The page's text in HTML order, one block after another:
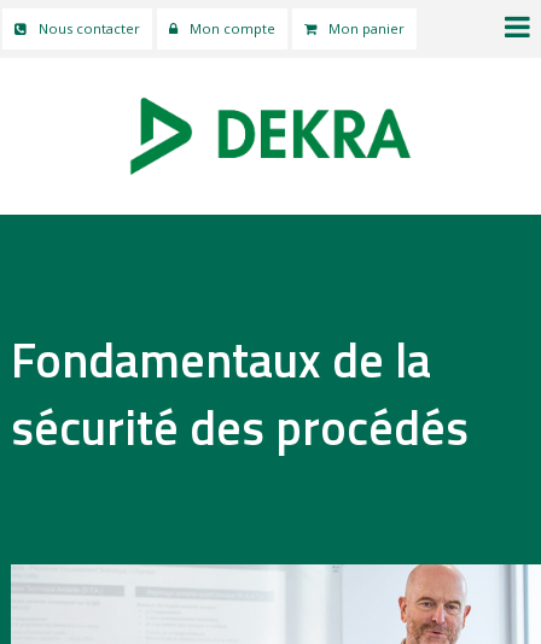
Nous contacter Mon compte Mon panier
Fondamentaux de la
sécurité des procédés